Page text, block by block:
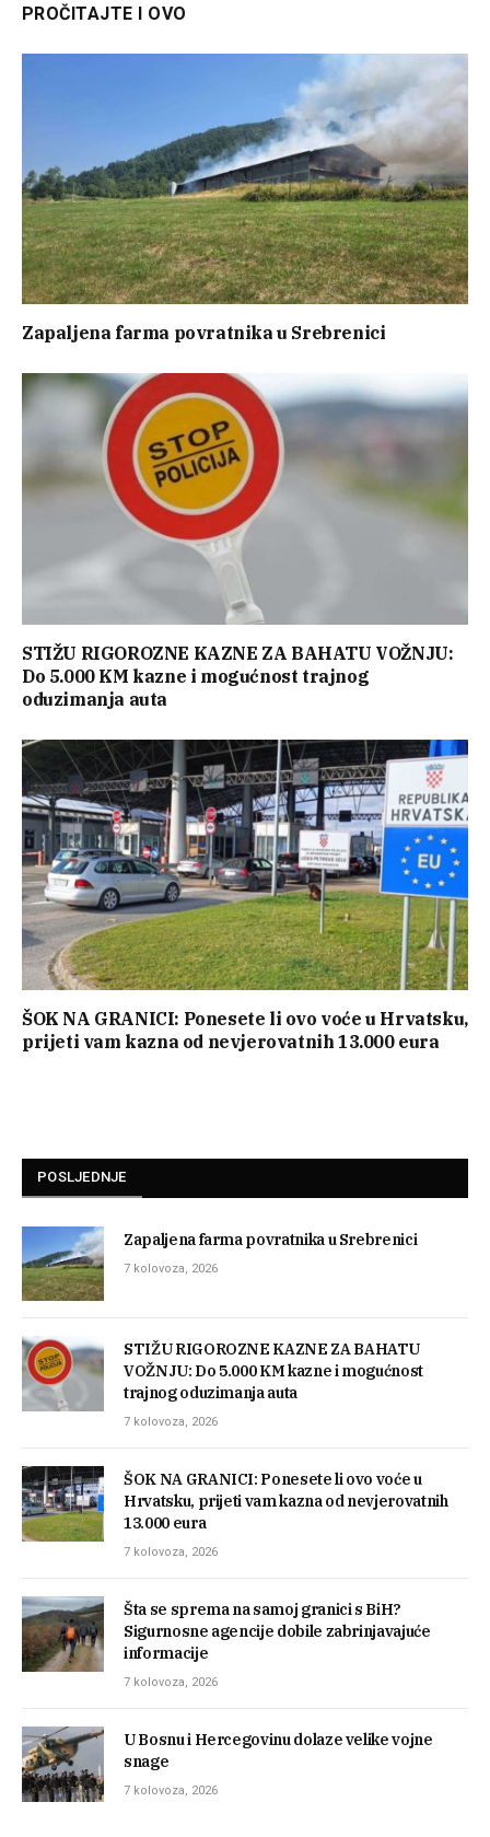
PROČITAJTE I OVO
Zapaljena farma povratnika u Srebrenici
STIŽU RIGOROZNE KAZNE ZA BAHATU VOŽNJU:
Do 5.000 KM kazne i mogućnost trajnog
oduzimanja auta
ŠOK NA GRANICI: Ponesete li ovo voće u Hrvatsku,
prijeti vam kazna od nevjerovatnih 13.000 eura
POSLJEDNJE
Zapaljena farma povratnika u Srebrenici
7 kolovoza, 2026
STIŽU RIGOROZNE KAZNE ZA BAHATU
VOŽNJU: Do 5.000 KM kazne i mogućnost
trajnog oduzimanja auta
7 kolovoza, 2026
ŠOK NA GRANICI: Ponesete li ovo voće u
Hrvatsku, prijeti vam kazna od nevjerovatnih
13.000 eura
7 kolovoza, 2026
Šta se sprema na samoj granici s BiH?
Sigurnosne agencije dobile zabrinjavajuće
informacije
7 kolovoza, 2026
U Bosnu i Hercegovinu dolaze velike vojne
snage
7 kolovoza, 2026